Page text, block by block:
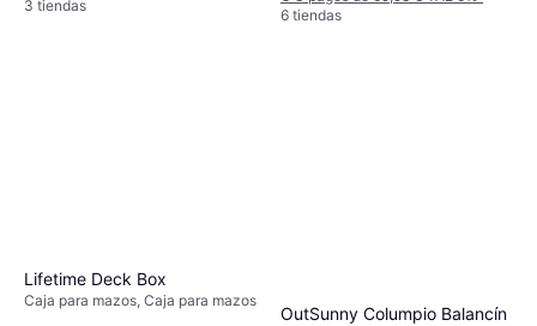
3 tiendas
6 tiendas
Lifetime Deck Box
Caja para mazos, Caja para mazos
OutSunny Columpio Balancín